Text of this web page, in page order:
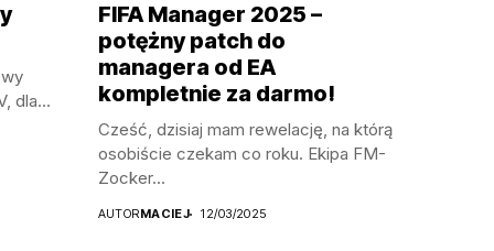
dla...
FIFA Manager 2025 –
potężny patch do
managera od EA
kompletnie za darmo!
Cześć, dzisiaj mam rewelację, na którą
osobiście czekam co roku. Ekipa FM-
Zocker...
AUTORMACIEJ 12/03/2025